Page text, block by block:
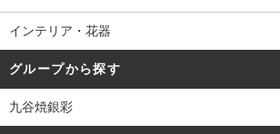
インテリア・花器
グループから探す
九谷焼銀彩